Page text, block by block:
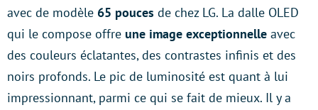
avec de modèle 65 pouces de chez LG. La dalle OLED
qui le compose offre une image exceptionnelle avec
des couleurs éclatantes, des contrastes infinis et des
noirs profonds. Le pic de luminosité est quant à lui
impressionnant, parmi ce qui se fait de mieux. Il y a